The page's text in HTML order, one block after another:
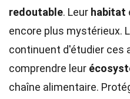
redoutable. Leur habitat
encore plus mystérieux.
continuent d'étudier ces
comprendre leur
chaîne alimentaire.